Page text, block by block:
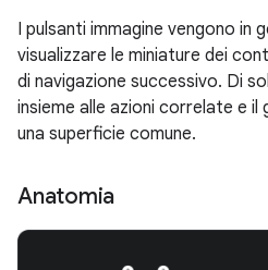
I pulsanti immagine vengono in
visualizzare le miniature dei
di navigazione successivo. Di
insieme alle azioni correlate e il
una superficie comune.
Anatomia